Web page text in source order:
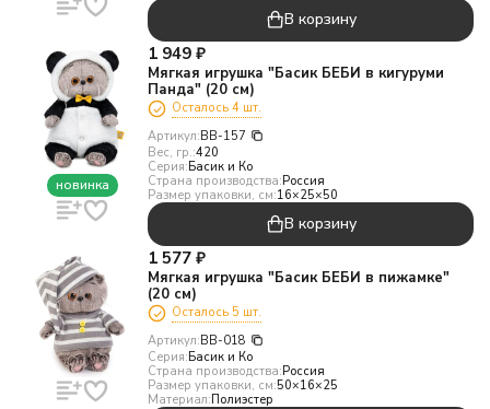
В корзину
новинка
1 949 ₽
Мягкая игрушка "Басик БЕБИ в кигуруми
Панда" (20 см)
Осталось 4 шт.
Артикул:BB-157
Вес, гр.:420
Серия:Басик и Ко
Страна производства:Россия
Размер упаковки, см:16×25×50
В корзину
1 577 ₽
Мягкая игрушка "Басик БЕБИ в пижамке"
(20 см)
Осталось 5 шт.
Артикул:BB-018
Серия:Басик и Ко
Страна производства:Россия
Размер упаковки, см:50×16×25
Материал:Полиэстер